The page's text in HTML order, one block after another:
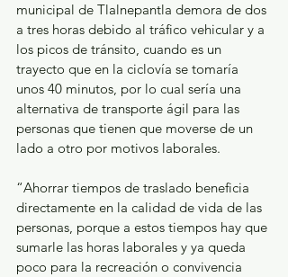
municipal de Tlalnepantla demora de dos
a tres horas debido al tráfico vehicular y a
los picos de tránsito, cuando es un
trayecto que en la ciclovía se tomaría
unos 40 minutos, por lo cual sería una
alternativa de transporte ágil para las
personas que tienen que moverse de un
lado a otro por motivos laborales.
“Ahorrar tiempos de traslado beneficia
directamente en la calidad de vida de las
personas, porque a estos tiempos hay que
sumarle las horas laborales y ya queda
poco para la recreación o convivencia